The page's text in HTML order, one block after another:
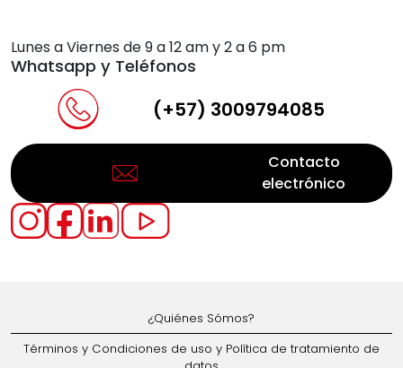
Lunes a Viernes de 9 a 12 am y 2 a 6 pm
Whatsapp y Teléfonos
(+57) 3009794085
Contacto
electrónico
¿Quiénes Sómos?
Términos y Condiciones de uso y Política de tratamiento de